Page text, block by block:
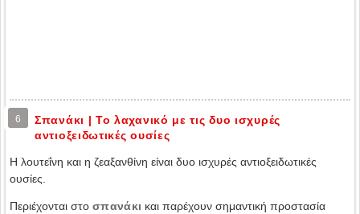
6
Σπανάκι | Το λαχανικό με τις δυο ισχυρές
αντιοξειδωτικές ουσίες
Η λουτεΐνη και η ζεαξανθίνη είναι δυο ισχυρές αντιοξειδωτικές
ουσίες.
Περιέχονται στο σπανάκι και παρέχουν σημαντική προστασία